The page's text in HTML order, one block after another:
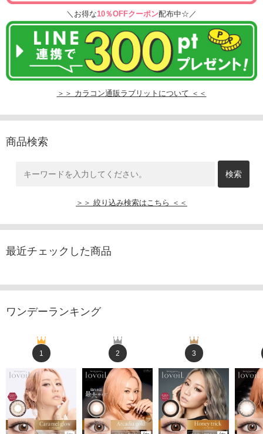
＼お得な10％OFFクーポン配布中☆／
＞＞ カラコン通販ラブリットについて ＜＜
商品検索
＞＞ 絞り込み検索はこちら ＜＜
最近チェックした商品
ワンデーランキング
1 2 3